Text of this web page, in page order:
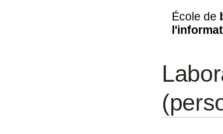
École de